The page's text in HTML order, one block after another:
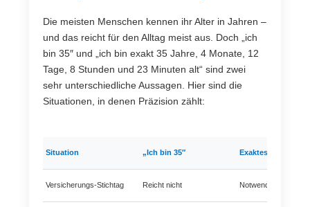
Die meisten Menschen kennen ihr Alter in Jahren –
und das reicht für den Alltag meist aus. Doch „ich
bin 35″ und „ich bin exakt 35 Jahre, 4 Monate, 12
Tage, 8 Stunden und 23 Minuten alt“ sind zwei
sehr unterschiedliche Aussagen. Hier sind die
Situationen, in denen Präzision zählt:
Situation „Ich bin 35″ Exaktes Alter
Versicherungs-Stichtag Reicht nicht Notwendig